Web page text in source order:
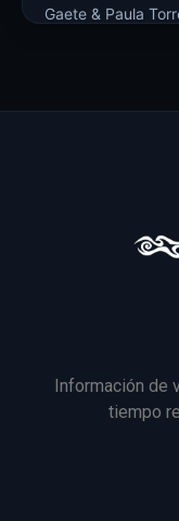
Gaete & Paula
Información de
tiempo